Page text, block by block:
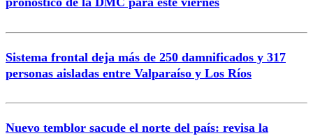
Sistema frontal deja más de 250 damnificados y 317
personas aisladas entre Valparaíso y Los Ríos
Nuevo temblor sacude el norte del país: revisa la